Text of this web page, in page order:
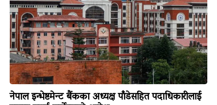
नेपाल इन्भेष्टमेन्ट बैंकका अध्यक्ष पाँडेसहित पदाधिकारीलाई